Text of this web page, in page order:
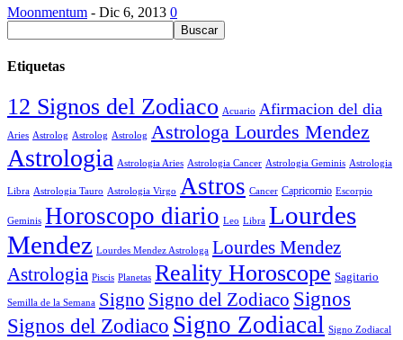
Moonmentum - Dic 6, 2013 0
Etiquetas
12 Signos del Zodiaco Acuario Afirmacion del dia
Aries Astrolog Astrolog Astrolog Astrologa Lourdes Mendez
Astrologia Astrologia Aries Astrologia Cancer Astrologia Geminis Astrologia
Libra Astrologia Tauro Astrologia Virgo Astros Cancer Capricornio Escorpio
Geminis Horoscopo diario Leo Libra Lourdes
Mendez Lourdes Mendez Astrologa Lourdes Mendez
Astrologia Piscis Planetas Reality Horoscope Sagitario
Semilla de la Semana Signo Signo del Zodiaco Signos
Signos del Zodiaco Signo Zodiacal Signo Zodiacal